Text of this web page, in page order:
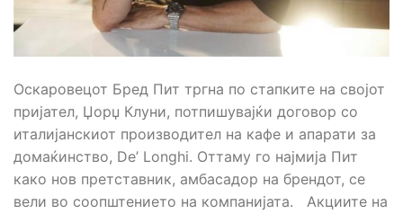
Оскаровецот Бред Пит тргна по стапките на својот
пријател, Џорџ Клуни, потпишувајќи договор со
италијанскиот производител на кафе и апарати за
домаќинство, De’ Longhi. Оттаму го најмија Пит
како нов претставник, амбасадор на брендот, се
вели во соопштението на компанијата. Акциите на